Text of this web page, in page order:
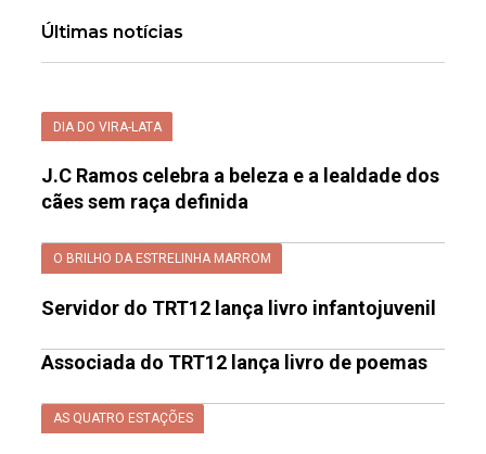
Últimas notícias
DIA DO VIRA-LATA
J.C Ramos celebra a beleza e a lealdade dos
cães sem raça definida
O BRILHO DA ESTRELINHA MARROM
Servidor do TRT12 lança livro infantojuvenil
Associada do TRT12 lança livro de poemas
AS QUATRO ESTAÇÕES